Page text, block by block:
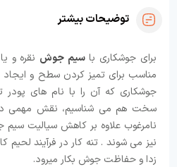
توضیحات بیشتر
برای جوشکاری باسیم جوش نقره و
مناسب برای تمیز کردن سطح و ایجاد
جوشکاری که آن را با نام های پودر
سخت هم می‌ شناسیم، نقش مهمی در
نامرغوب علاوه بر کاهش سیالیت
نیز می شوند . تنه کار در فرآیند
زدا و حفاظت جوش بکار میرود.